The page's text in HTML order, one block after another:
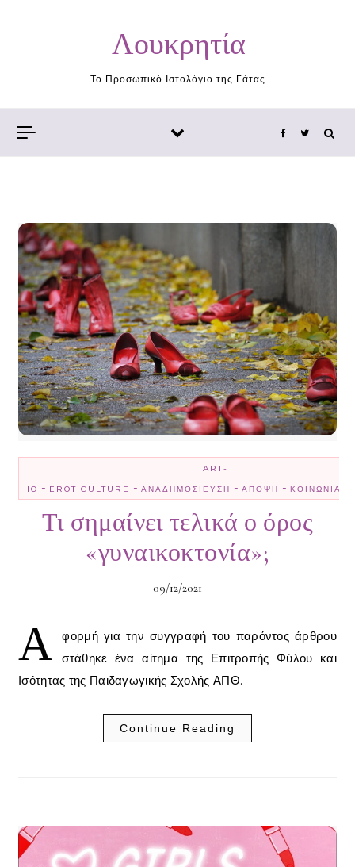
Λουκρητία
Το Προσωπικό Ιστολόγιο της Γάτας
ART-
IO - EROTICULTURE - ΑΝΑΔΗΜΟΣΊΕΥΣΗ - ΆΠΟΨΗ - ΚΟΙΝΩΝΊΑ
Τι σημαίνει τελικά ο όρος
«γυναικοκτονία»;
09/12/2021
Α
φορμή για την συγγραφή του παρόντος άρθρου
στάθηκε ένα αίτημα της Επιτροπής Φύλου και
Ισότητας της Παιδαγωγικής Σχολής ΑΠΘ.
Continue Reading